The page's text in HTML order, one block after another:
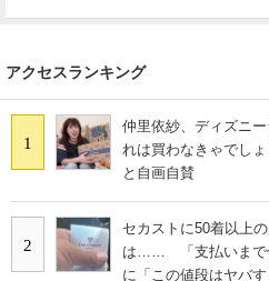
アクセスランキング
1
仲里依紗、ディズニ
れは買わなきゃでし
と自画自賛
2
セカストに50着以上
は…… 「支払いまで
に「この値段はヤバす